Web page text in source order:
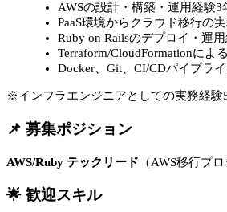
AWSの設計・構築・運用経験3
PaaS環境からクラウド移行の
Ruby on Railsのデプロイ・運
Terraform/CloudFormationによ
Docker、Git、CI/CDパイプラ
※インフラエンジニアとしての実務経験
📌 募集ポジション
AWS/Ruby テックリード （AWS移行プ
🌟 歓迎スキル